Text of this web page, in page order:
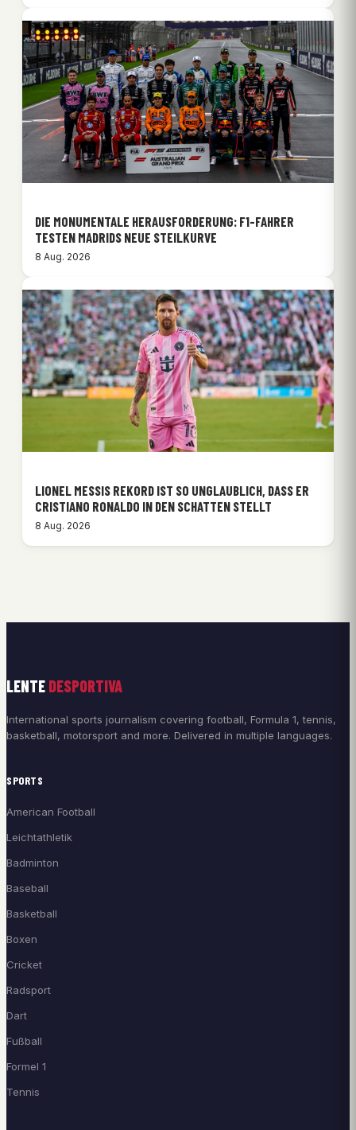
DIE MONUMENTALE HERAUSFORDERUNG: F1-FAHRER
TESTEN MADRIDS NEUE STEILKURVE
8 Aug. 2026
LIONEL MESSIS REKORD IST SO UNGLAUBLICH, DASS ER
CRISTIANO RONALDO IN DEN SCHATTEN STELLT
8 Aug. 2026
LENTE DESPORTIVA
International sports journalism covering football, Formula 1, tennis,
basketball, motorsport and more. Delivered in multiple languages.
SPORTS
American Football
Leichtathletik
Badminton
Baseball
Basketball
Boxen
Cricket
Radsport
Dart
Fußball
Formel 1
Tennis